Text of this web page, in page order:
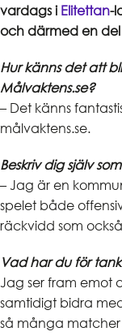
vardags i Elitettan-
och därmed en del
Hur känns det att
Målvaktens.se?
– Det känns
målvaktens.se.
Beskriv dig själv
– Jag är en
spelet både
räckvidd som
Vad har du för
Jag ser fram emot
samtidigt bidra
så många matcher